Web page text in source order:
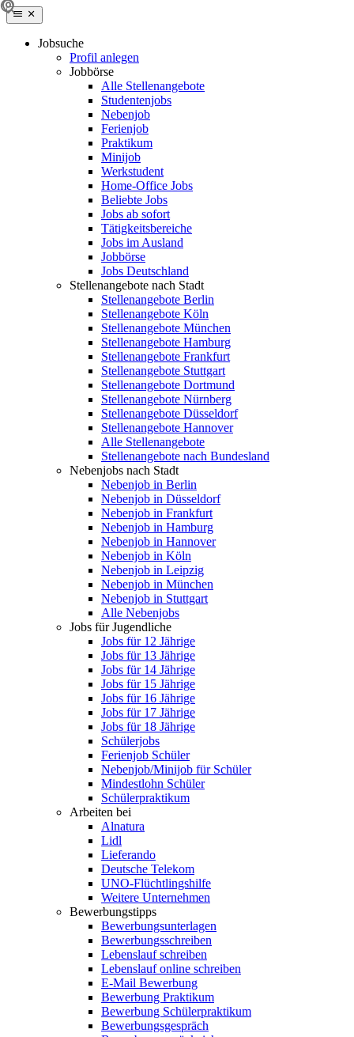
Jobsuche
Profil anlegen
Jobbörse
Alle Stellenangebote
Studentenjobs
Nebenjob
Ferienjob
Praktikum
Minijob
Werkstudent
Home-Office Jobs
Beliebte Jobs
Jobs ab sofort
Tätigkeitsbereiche
Jobs im Ausland
Jobbörse
Jobs Deutschland
Stellenangebote nach Stadt
Stellenangebote Berlin
Stellenangebote Köln
Stellenangebote München
Stellenangebote Hamburg
Stellenangebote Frankfurt
Stellenangebote Stuttgart
Stellenangebote Dortmund
Stellenangebote Nürnberg
Stellenangebote Düsseldorf
Stellenangebote Hannover
Alle Stellenangebote
Stellenangebote nach Bundesland
Nebenjobs nach Stadt
Nebenjob in Berlin
Nebenjob in Düsseldorf
Nebenjob in Frankfurt
Nebenjob in Hamburg
Nebenjob in Hannover
Nebenjob in Köln
Nebenjob in Leipzig
Nebenjob in München
Nebenjob in Stuttgart
Alle Nebenjobs
Jobs für Jugendliche
Jobs für 12 Jährige
Jobs für 13 Jährige
Jobs für 14 Jährige
Jobs für 15 Jährige
Jobs für 16 Jährige
Jobs für 17 Jährige
Jobs für 18 Jährige
Schülerjobs
Ferienjob Schüler
Nebenjob/Minijob für Schüler
Mindestlohn Schüler
Schülerpraktikum
Arbeiten bei
Alnatura
Lidl
Lieferando
Deutsche Telekom
UNO-Flüchtlingshilfe
Weitere Unternehmen
Bewerbungstipps
Bewerbungsunterlagen
Bewerbungsschreiben
Lebenslauf schreiben
Lebenslauf online schreiben
E-Mail Bewerbung
Bewerbung Praktikum
Bewerbung Schülerpraktikum
Bewerbungsgespräch